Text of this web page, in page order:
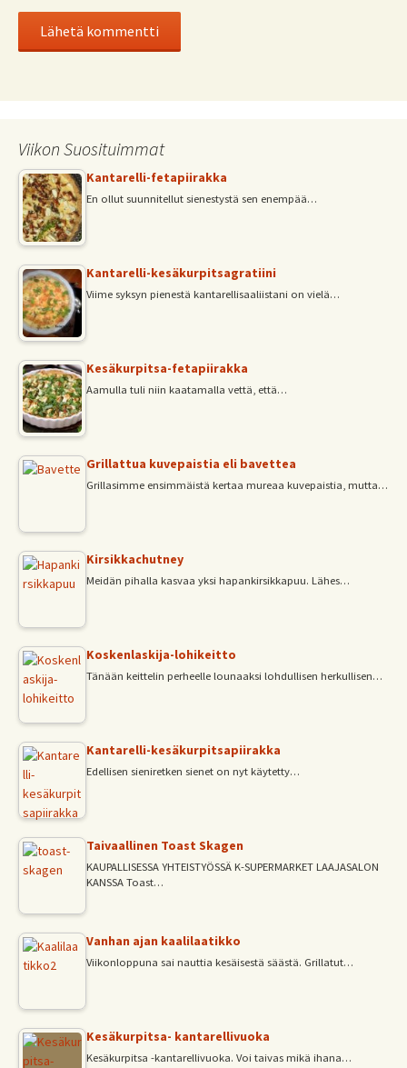
Viikon Suosituimmat
Kantarelli-fetapiirakka
En ollut suunnitellut sienestystä sen enempää…
Kantarelli-kesäkurpitsagratiini
Viime syksyn pienestä kantarellisaaliistani on vielä…
Kesäkurpitsa-fetapiirakka
Aamulla tuli niin kaatamalla vettä, että…
Grillattua kuvepaistia eli bavettea
Grillasimme ensimmäistä kertaa mureaa kuvepaistia, mutta…
Kirsikkachutney
Meidän pihalla kasvaa yksi hapankirsikkapuu. Lähes…
Koskenlaskija-lohikeitto
Tänään keittelin perheelle lounaaksi lohdullisen herkullisen…
Kantarelli-kesäkurpitsapiirakka
Edellisen sieniretken sienet on nyt käytetty…
Taivaallinen Toast Skagen
KAUPALLISESSA YHTEISTYÖSSÄ K-SUPERMARKET LAAJASALON
KANSSA Toast…
Vanhan ajan kaalilaatikko
Viikonloppuna sai nauttia kesäisestä säästä. Grillatut…
Kesäkurpitsa- kantarellivuoka
Kesäkurpitsa -kantarellivuoka. Voi taivas mikä ihana…